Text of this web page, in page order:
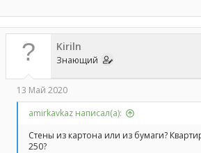
Kiriln
Знающий
13 Май 2020
amirkavkaz написал(а):
Стены из картона или из бумаги?
250?